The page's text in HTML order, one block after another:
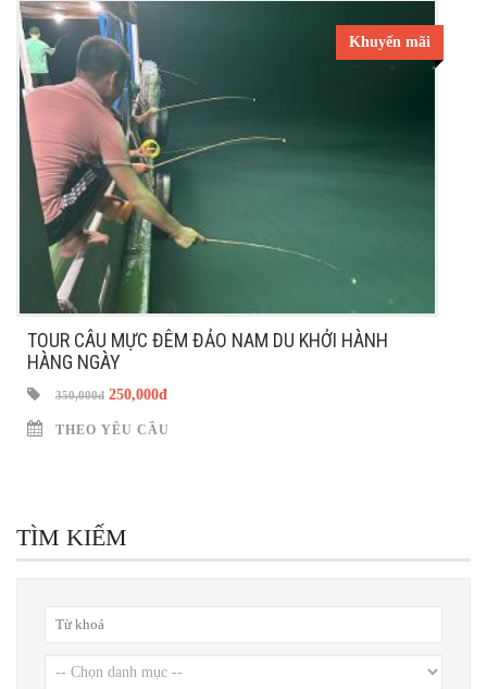
Khuyến mãi
TOUR CÂU MỰC ĐÊM ĐẢO NAM DU KHỞI HÀNH
HÀNG NGÀY
350,000đ 250,000đ
THEO YÊU CẦU
TÌM KIẾM